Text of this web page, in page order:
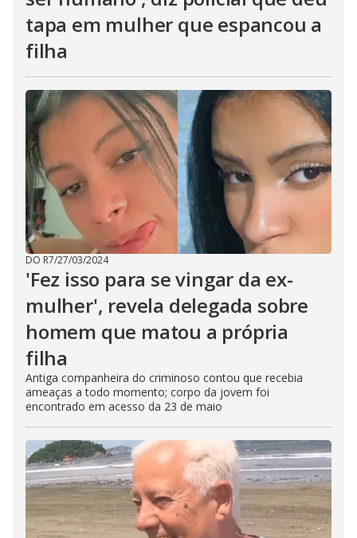
tapa em mulher que espancou a
filha
DO R7/27/03/2024
'Fez isso para se vingar da ex-
mulher', revela delegada sobre
homem que matou a própria
filha
Antiga companheira do criminoso contou que recebia
ameaças a todo momento; corpo da jovem foi
encontrado em acesso da 23 de maio